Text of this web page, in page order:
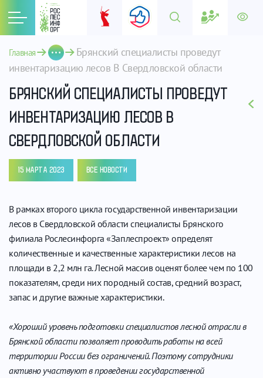
Главная
Брянский специалисты проведут
инвентаризацию лесов В Свердловской области
БРЯНСКИЙ СПЕЦИАЛИСТЫ ПРОВЕДУТ
ИНВЕНТАРИЗАЦИЮ ЛЕСОВ В
СВЕРДЛОВСКОЙ ОБЛАСТИ
15 МАРТА 2023 ВСЕ НОВОСТИ
В рамках второго цикла государственной инвентаризации
лесов в Свердловской области специалисты Брянского
филиала Рослесинфорга «Заплеспроект» определят
количественные и качественные характеристики лесов на
площади в 2,2 млн га. Лесной массив оценят более чем по 100
показателям, среди них породный состав, средний возраст,
запас и другие важные характеристики.
«Хороший уровень подготовки специалистов лесной отрасли в
Брянской области позволяет проводить работы на всей
территории России без ограничений. Поэтому сотрудники
активно участвуют в проведении государственной